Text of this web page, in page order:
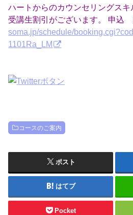
ハートからのカウンセリングスキ
受講生割引がございます。 申込
soma.jp/schedule/
1101Ra_LM
コースのご案内
ポスト
はてブ
Pocket